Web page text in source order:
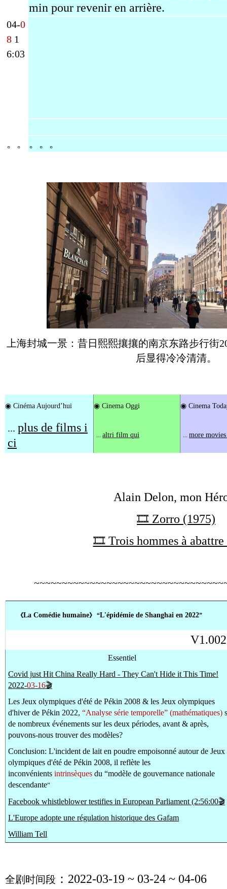
min pour revenir en arrière.
04-0
8 1
6:03
。。 。。。
上海封城一景：昔日熙熙攘攘的南京东路步行街
后显得冷冷清清。
◉ Cinéma Aujourd’hui ◉ Cinema Oggi ◉ Cinema
... plus de films i
ci
altri film qui more movies
Alain Delon, mon
🎞️ Zorro (1975)
🎞️ Trois hommes à abattre
《La Comédie humaine》 “L'épidémiede Shanghai en 2022”
Essentiel
Covid just Hit China Really Hard - They Can't Hide it This Time!
2022-03-16🎬
Les Jeux olympiques d'été de Pékin 2008 & les Jeux olympiques
d'hiver de Pékin 2022, “Analyse série temporelle” (mathématiques)
de nombreux événements sur les deux périodes, avant & après,
pouvons-nous trouver des modèles?
Conclusion: L'incident de lait en poudre empoisonné autour de Jeux
olympiques d'été de Pékin 2008, il reflète les
inconvénients intrinsèques du “modèle de gouvernance nationale
descendante”
Facebook whistleblower testifies in European Parliament (2:56:00🎬
L'Europe adopte une régulation historique des Gafam
William Tell
全剧时间段 ：2022-03-19 ~ 03-24 ~ 04-06